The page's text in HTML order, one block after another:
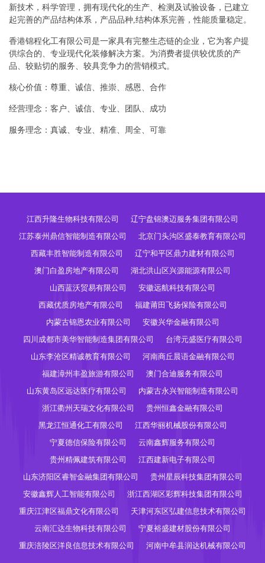
新技术，科学管理，拥有现代化的生产、检测及试验设备，已建立
起完善的产品结构体系，产品品种,结构体系完善，性能质量稳定。
香港锦程化工有限公司是一家具有完整生态链的企业，它为客户提
供综合的、专业现代化装修解决方案。为消费者提供较优质的产
品、较贴切的服务、较具竞争力的营销模式。
核心价值：尊重、诚信、推崇、感恩、合作
经营理念：客户、诚信、专业、团队、成功
服务理念：真诚、专业、精准、周全、可靠
江西升隆生物科技有限公司
辽宁盘锦澳迈服务集团有限公司
江苏泰州鼎信智能制造有限公司
北京门头沟区盛泰教育有限公司
西藏丰胜智能制造有限公司
辽宁和平区鼎力建材有限公司
澳门白盈房地产有限公司
湖北洪山区兴源能源有限公司
山西蓝沃贸易有限公司
安徽远航科技有限公司
西藏优质房地产有限公司
福建莆田飞扬保险有限公司
内蒙古锦恩农业有限公司
安徽兴华金融有限公司
四川成都市美华智能制造集团有限公司
台湾元盛医疗有限公司
山东李沧区精诚教育有限公司
河南商丘晨语金融有限公司
福建漳州丰盈旅游有限公司
澳门合迪服务有限公司
山东黄岛区远达医疗有限公司
内蒙古永兴智能制造有限公司
浙江衢州天瑞文化有限公司
贵州恒鑫金融有限公司
黑龙江恒通化工有限公司
江西华丽机械股份有限公司
宁夏德信保险有限公司
云南鑫辉服务有限公司
贵州精佩建筑有限公司
江西建新电子有限公司
山东济阳区睿智金融集团有限公司
贵州星辰科技集团有限公司
安徽鑫辉人工智能有限公司
浙江西湖区彩辉科技集团有限公司
重庆江津区福鼎文化有限公司
天津河东区弘建信息技术有限公司
云南汇达生物科技有限公司
宁夏裕盛建材股份有限公司
重庆涪陵区洋良信息技术有限公司
河南中牟县润达机械有限公司